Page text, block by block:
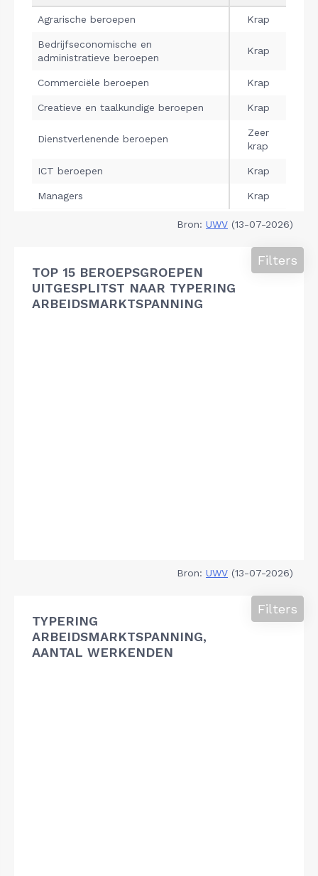
Bron: UWV (13-07-2026)
TOP 15 BEROEPSGROEPEN
UITGESPLITST NAAR TYPERING
ARBEIDSMARKTSPANNING
Filters
Bron: UWV (13-07-2026)
TYPERING
ARBEIDSMARKTSPANNING,
AANTAL WERKENDEN
Filters